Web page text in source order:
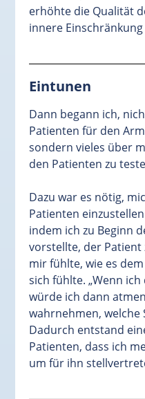
erhöhte die Qualität
innere
Eintunen
Dann begann ich,
Patienten für den
sondern vieles über
den Patienten zu
Dazu war es nötig,
Patienten
indem ich zu Beginn
vorstellte, der
mir fühlte, wie es
sich fühlte. „Wenn
würde ich dann
wahrnehmen,
Dadurch entstand
Patienten, dass ich
um für ihn